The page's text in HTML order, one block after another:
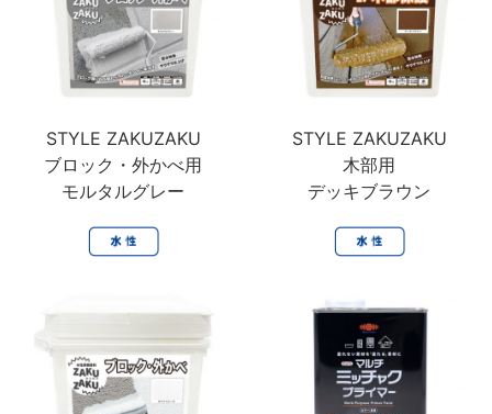
STYLE ZAKUZAKU
ブロック・外かべ用
モルタルグレー
STYLE ZAKUZAKU
木部用
デッキブラウン